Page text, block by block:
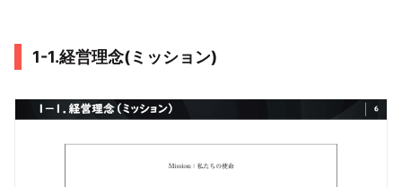
1-1.経営理念(ミッション)